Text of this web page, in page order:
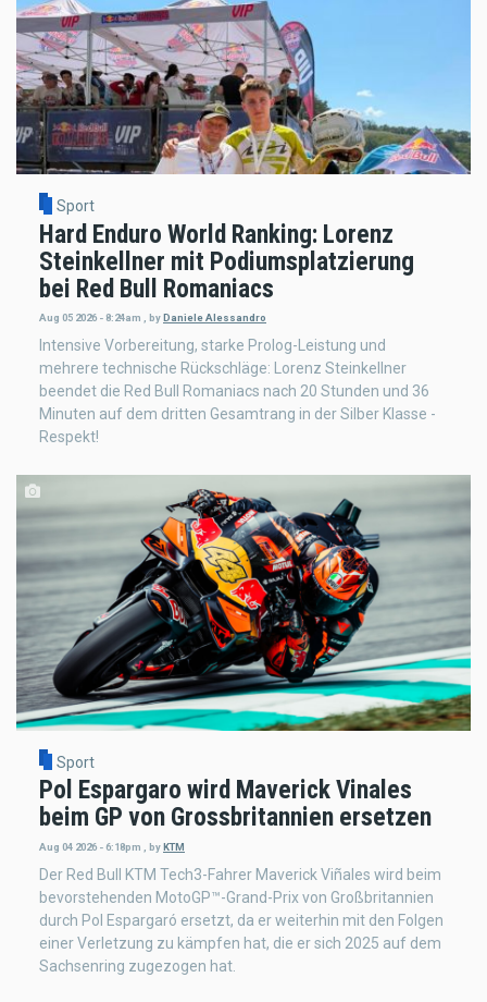
Sport
Hard Enduro World Ranking: Lorenz
Steinkellner mit Podiumsplatzierung
bei Red Bull Romaniacs
Aug 05 2026 - 8:24am byDaniele Alessandro
Intensive Vorbereitung, starke Prolog-Leistung und
mehrere technische Rückschläge: Lorenz Steinkellner
beendet die Red Bull Romaniacs nach 20 Stunden und 36
Minuten auf dem dritten Gesamtrang in der Silber Klasse -
Respekt!
Sport
Pol Espargaro wird Maverick Vinales
beim GP von Grossbritannien ersetzen
Aug 04 2026 - 6:18pm byKTM
Der Red Bull KTM Tech3-Fahrer Maverick Viñales wird beim
bevorstehenden MotoGP™-Grand-Prix von Großbritannien
durch Pol Espargaró ersetzt, da er weiterhin mit den Folgen
einer Verletzung zu kämpfen hat, die er sich 2025 auf dem
Sachsenring zugezogen hat.